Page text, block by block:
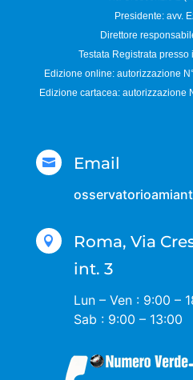
Presidente: avv.
Direttore
Testata Registrata
Edizione online: autorizzazione
Edizione cartacea: autorizzazione
 Email

Roma, Via
int. 3
Lun – Ven : 9:00 –
Sab : 9:00 – 13:00